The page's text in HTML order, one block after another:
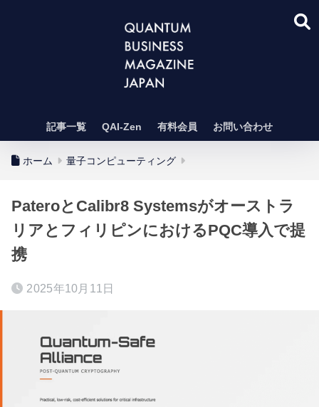
記事一覧 QAI-Zen 有料会員 お問い合わせ
ホーム 量子コンピューティング
PateroとCalibr8 Systemsがオーストラ
リアとフィリピンにおけるPQC導入で提
携
2025年10月11日